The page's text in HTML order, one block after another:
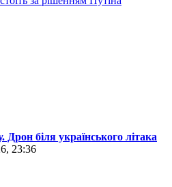
Дрон біля українського літака
23:36